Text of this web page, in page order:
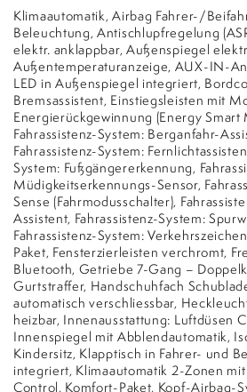
Klimaautomatik, Airbag Fahrer-/
Beleuchtung, Antischlupfregelung
elektr. anklappbar, Außenspiegel
Außentemperaturanzeige, AUX-IN-
LED in Außenspiegel integriert,
Bremsassistent, Einstiegsleisten mit
Energierückgewinnung (Energy Smart
Fahrassistenz-System: Berganfahr-
Fahrassistenz-System:
System: Fußgängererkennung,
Müdigkeitserkennungs-Sensor,
Sense (Fahrmodusschalter),
Assistent, Fahrassistenz-System:
Fahrassistenz-System:
Paket, Fensterzierleisten verchromt,
Bluetooth, Getriebe 7-Gang –
Gurtstraffer, Handschuhfach
automatisch verschliessbar,
heizbar, Innenausstattung: Luftdüsen
Innenspiegel mit Abblendautomatik,
Kindersitz, Klapptisch in Fahrer- und
integriert, Klimaautomatik 2-Zonen
Control, Komfort-Paket, Kopf-Airbag-